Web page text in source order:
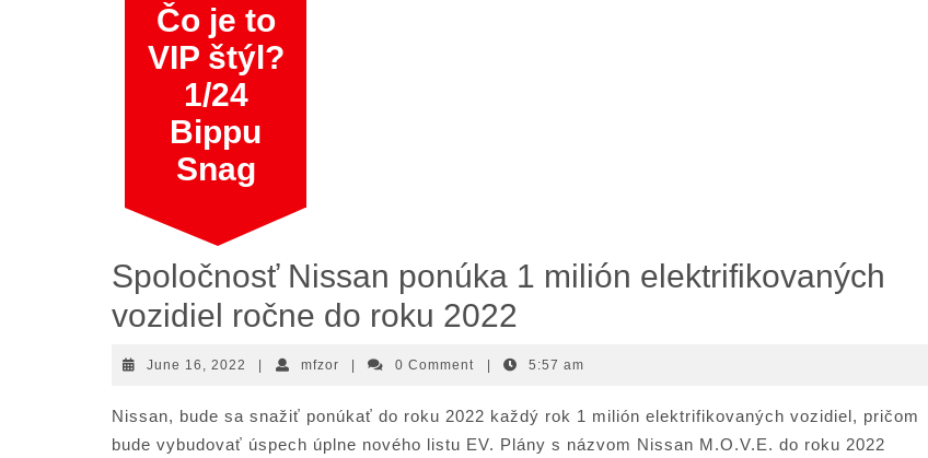
Čo je to
VIP štýl?
1/24
Bippu
Snag
Spoločnosť Nissan ponúka 1 milión elektrifikovaných
vozidiel ročne do roku 2022
June 16, 2022 June
mfzormfzor 0 Comment 5:57 am
Nissan, bude sa snažiť ponúkať do roku 2022 každý rok 1 milión elektrifikovaných vozidiel, pričom
bude vybudovať úspech úplne nového listu EV. Plány s názvom Nissan M.O.V.E. do roku 2022